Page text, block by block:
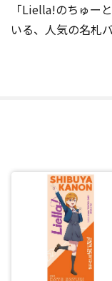
「Liella!のちゅー
いる、人気の名札